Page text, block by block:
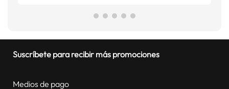
Suscríbete para recibir más promociones
Medios de pago